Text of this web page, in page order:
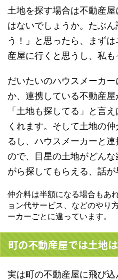
土地を探す場合は不動産
はないでしょうか。たぶ
う！」と思ったら、まず
産屋に行くと思うし、私も
だいたいのハウスメーカ
か、連携している不動産屋
「土地も探してる」と言
くれます。そして土地の仲
るし、ハウスメーカーと
ので、目星の土地がどん
がら探してもらえる、話が
仲介料は半額になる場合もあ
ョン代サービス、などのやり
ーカーごとに違っています。
町の不動産屋では土地
実は町の不動産屋に飛び